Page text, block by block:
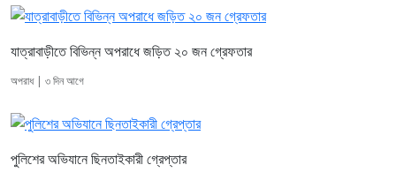
যাত্রাবাড়ীতে বিভিন্ন অপরাধে জড়িত ২০ জন গ্রেফতার
অপরাধ | ৩ দিন আগে
পুলিশের অভিযানে ছিনতাইকারী গ্রেপ্তার